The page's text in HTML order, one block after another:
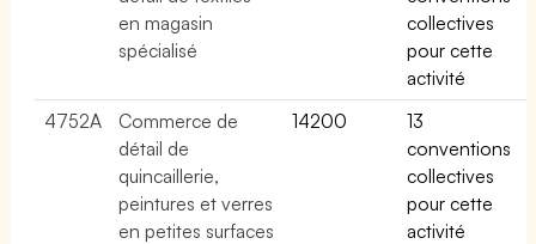
en magasin
spécialisé
collectives
pour cette
activité
4752A
Commerce de
détail de
quincaillerie,
peintures et verres
en petites surfaces
14200
13
conventions
collectives
pour cette
activité